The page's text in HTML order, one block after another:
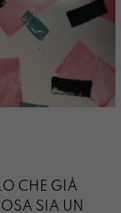
CHE GIÀ
SIA UN